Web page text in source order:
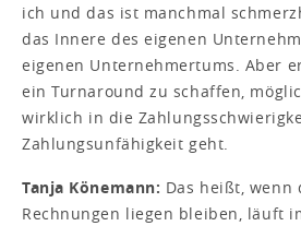
ich und das ist manchmal
das Innere des eigenen
eigenen Unternehmertums. Aber
ein Turnaround zu schaffen,
wirklich in die
Zahlungsunfähigkeit geht.
Tanja Könemann: Das heißt, wenn
Rechnungen liegen bleiben, läuft